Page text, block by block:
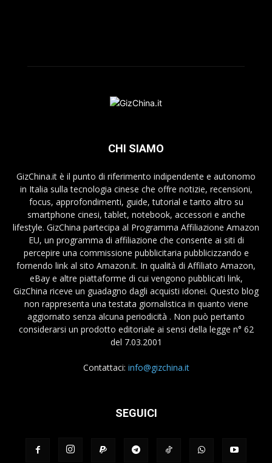
CHI SIAMO
GizChina.it è il punto di riferimento indipendente e autonomo
in Italia sulla tecnologia cinese che offre notizie, recensioni,
focus, approfondimenti, guide, tutorial e tanto altro su
smartphone cinesi, tablet, notebook, accessori e anche
lifestyle. GizChina partecipa al Programma Affiliazione Amazon
EU, un programma di affiliazione che consente ai siti di
percepire una commissione pubblicitaria pubblicizzando e
fornendo link al sito Amazon.it. In qualità di Affiliato Amazon,
eBay e altre piattaforme di cui vengono pubblicati link,
GizChina riceve un guadagno dagli acquisti idonei. Questo blog
non rappresenta una testata giornalistica in quanto viene
aggiornato senza alcuna periodicità . Non può pertanto
considerarsi un prodotto editoriale ai sensi della legge n° 62
del 7.03.2001
Contattaci: info@gizchina.it
SEGUICI